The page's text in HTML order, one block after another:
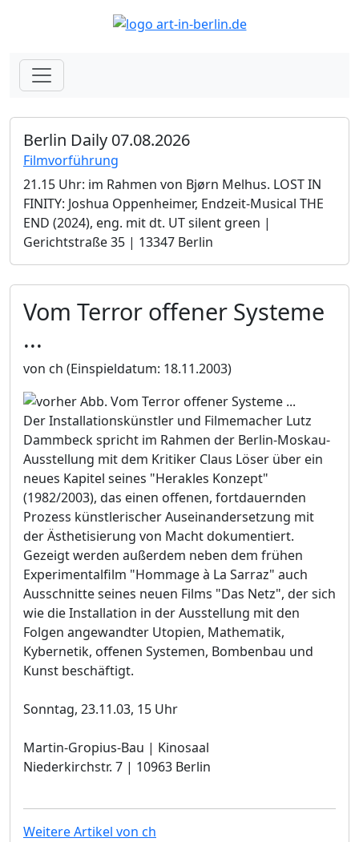
Berlin Daily 07.08.2026
Filmvorführung
21.15 Uhr: im Rahmen von Bjørn Melhus. LOST IN
FINITY: Joshua Oppenheimer, Endzeit-Musical THE
END (2024), eng. mit dt. UT silent green |
Gerichtstraße 35 | 13347 Berlin
Vom Terror offener Systeme
...
von ch (Einspieldatum: 18.11.2003)
Der Installationskünstler und Filmemacher Lutz
Dammbeck spricht im Rahmen der Berlin-Moskau-
Ausstellung mit dem Kritiker Claus Löser über ein
neues Kapitel seines "Herakles Konzept"
(1982/2003), das einen offenen, fortdauernden
Prozess künstlerischer Auseinandersetzung mit
der Ästhetisierung von Macht dokumentiert.
Gezeigt werden außerdem neben dem frühen
Experimentalfilm "Hommage à La Sarraz" auch
Ausschnitte seines neuen Films "Das Netz", der sich
wie die Installation in der Ausstellung mit den
Folgen angewandter Utopien, Mathematik,
Kybernetik, offenen Systemen, Bombenbau und
Kunst beschäftigt.
Sonntag, 23.11.03, 15 Uhr
Martin-Gropius-Bau | Kinosaal
Niederkirchstr. 7 | 10963 Berlin
Weitere Artikel von ch